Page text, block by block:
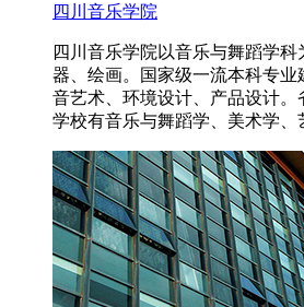
四川音乐学院
四川音乐学院以音乐与舞蹈学
器、绘画。国家级一流本科专
音艺术、环境设计、产品设计
学校有音乐与舞蹈学、美术学、